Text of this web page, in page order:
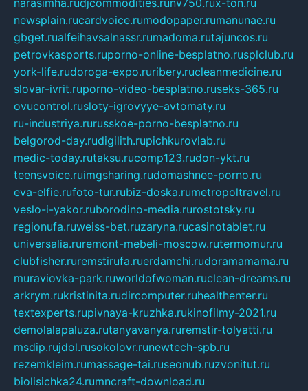
newsplain.rucardvoice.rumodopaper.rumanunae.ru
gbget.rualfeihavsalnassr.rumadoma.rutajuncos.ru
petrovkasports.ruporno-online-besplatno.rusplclub.ru
york-life.rudoroga-expo.ruribery.rucleanmedicine.ru
slovar-ivrit.ruporno-video-besplatno.ruseks-365.ru
ovucontrol.rusloty-igrovyye-avtomaty.ru
ru-industriya.rurusskoe-porno-besplatno.ru
belgorod-day.rudigilith.rupichkurovlab.ru
medic-today.rutaksu.rucomp123.rudon-ykt.ru
teensvoice.ruimgsharing.rudomashnee-porno.ru
eva-elfie.rufoto-tur.rubiz-doska.rumetropoltravel.ru
veslo-i-yakor.ruborodino-media.rurostotsky.ru
regionufa.ruweiss-bet.ruzaryna.rucasinotablet.ru
universalia.ruremont-mebeli-moscow.rutermomur.ru
clubfisher.ruremstirufa.ruerdamchi.rudoramamama.ru
muraviovka-park.ruworldofwoman.ruclean-dreams.ru
arkrym.rukristinita.rudircomputer.ruhealthenter.ru
textexperts.rupivnaya-kruzhka.rukinofilmy-2021.ru
demolalapaluza.rutanyavanya.ruremstir-tolyatti.ru
msdip.rujdol.rusokolovr.runewtech-spb.ru
rezemkleim.rumassage-tai.ruseonub.ruzvonitut.ru
biolisichka24.rumncraft-download.ru